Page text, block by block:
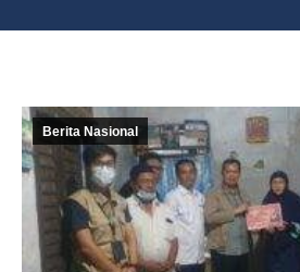
Berita Nasional